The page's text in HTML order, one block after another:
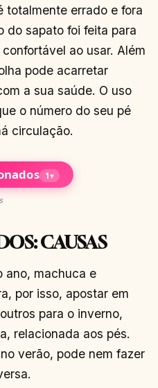
totalmente errado e fora
do sapato foi feita para
ao usar. Além
pode acarretar
a sua saúde. O uso
o número do seu pé
circulação.
1▾
CAUSAS
ano, machuca e
por isso, apostar em
para o inverno,
relacionada aos pés.
verão, pode nem fazer